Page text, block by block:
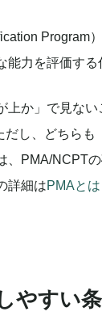
Program
力を評価する
か」で見な
し、どちら
、PMA/NCPT
詳細はPMAと
やすい